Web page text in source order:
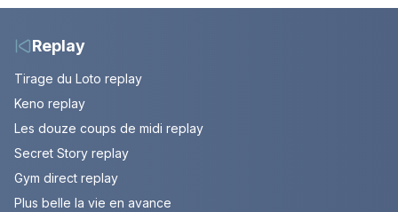
le Refuge
Replay
Tirage du Loto replay
Keno replay
Les douze coups de midi replay
Secret Story replay
Gym direct replay
Plus belle la vie en avance